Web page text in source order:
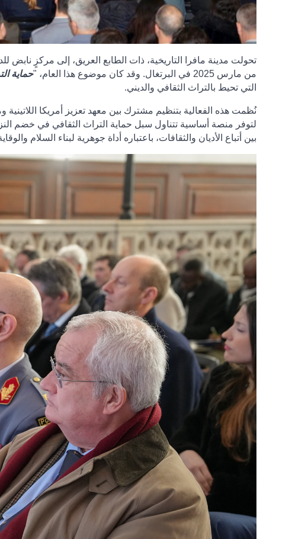
تحولت مدينة مافرا التاريخية، ذات الطابع العريق، إلى مركزٍ
من مارس 2025 في البرتغال. وقد كان موضوع هذا العام، "
حماية
التي تحيط بالتراث الثقافي والديني.
نُظمت هذه الفعالية بتنظيم مشترك بين معهد تعزيز أمريكا اللاتينية
لتوفر منصة أساسية تتناول سبل حماية التراث الثقافي في خضم
بين أتباع الأديان والثقافات، باعتباره أداة جوهرية لبناء السلام